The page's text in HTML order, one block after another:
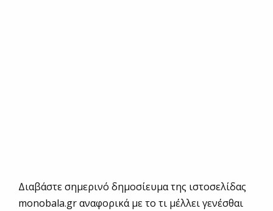
Διαβάστε σημερινό δημοσίευμα της ιστοσελίδας
monobala.gr αναφορικά με το τι μέλλει γενέσθαι